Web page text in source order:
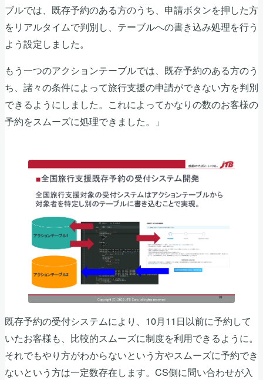
ブルでは、既存予約のある方のうち、申請ボタンを押した方
をリアルタイムで判別し、テーブルへの書き込み処理を行う
よう設定しました。
もう一つのアクションテーブルでは、既存予約のある方のう
ち、諸々の条件によって旅行支援の申請ができない方を判別
できるようにしました。これによってかなりの数のお客様の
予約をスムーズに処理できました。」
既存予約の受付システムにより、10月11日以前に予約して
いたお客様も、比較的スムーズに制度を利用できるように。
それでもやり方がわからないという方やスムーズに予約でき
ないという方は一定数存在します。CS側に問い合わせが入